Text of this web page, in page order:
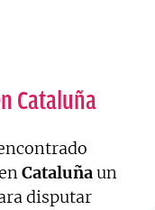
Cataluña
Cataluñaun
disputar